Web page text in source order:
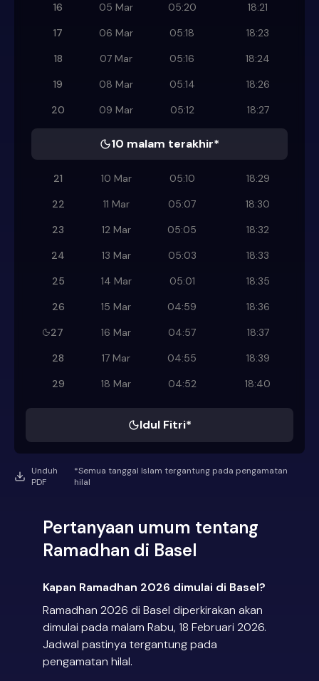
16
05 Mar 05:20
18:21
17
06 Mar 05:18
18:23
18
07 Mar 05:16
18:24
19
08 Mar 05:14
18:26
20
09 Mar 05:12 18:27
10 malam terakhir*
21 10 Mar 05:10
18:29
22
11 Mar 05:07
18:30
23
12 Mar 05:05
18:32
24
13 Mar 05:03
18:33
25
14 Mar 05:01
18:35
26
15 Mar 04:59
18:36
27
16 Mar 04:57
18:37
28
17 Mar 04:55
18:39
29
18 Mar 04:52 18:40
Idul Fitri*
Unduh
PDF
*Semua tanggal Islam tergantung pada pengamatan
hilal
Pertanyaan umum tentang
Ramadhan di Basel
Kapan Ramadhan 2026 dimulai di Basel?
Ramadhan 2026 di Basel diperkirakan akan
dimulai pada malam Rabu, 18 Februari 2026.
Jadwal pastinya tergantung pada
pengamatan hilal.